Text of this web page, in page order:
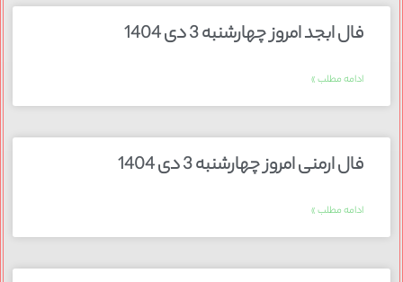
فال ابجد امروز چهارشنبه 3 دی 1404
ادامه مطلب »
فال ارمنی امروز چهارشنبه 3 دی 1404
ادامه مطلب »